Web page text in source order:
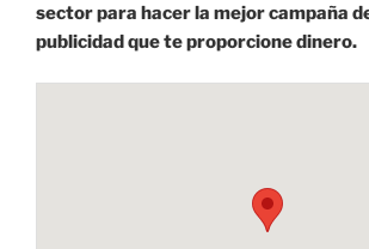
sector para hacer la mejor campaña
publicidad que te proporcione dinero.